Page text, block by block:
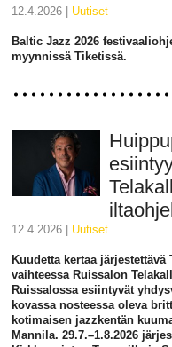
12.4.2026 | uutiset
Baltic Jazz 2026
myynnissä Tiketissä.
12.4.2026 | uutiset
Kuudetta kertaa
vaihteessa Ruissalon
Ruissalossa esiintyvät
kovassa nosteessa oleva
kotimaisen jazzkentän
Mannila. 29.7.–1.8.2026